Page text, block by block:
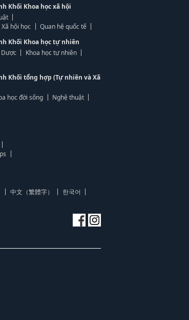
Khối Khoa học xã hội
Xã hội học
Quan hệ quốc tế
Khối Khoa học tự nhiên
Dược
Khoa học tự nhiên
Khối tổng hợp (Tự nhiên và Xã
học đời sống
Nghệ thuật
中文（繁體字）
한국어